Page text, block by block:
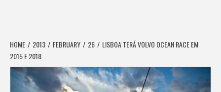
HOME 2013 FEBRUARY 26
LISBOA TERÁ VOLVO OCEAN RACE EM
2015 E 2018